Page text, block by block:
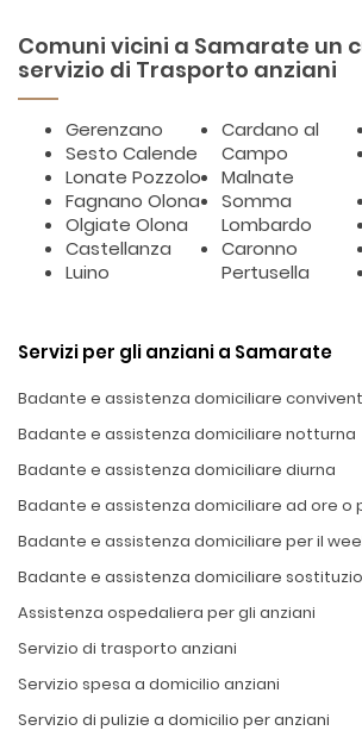
Comuni vicini a Samarate un
servizio di Trasporto anziani
Gerenzano
Sesto Calende
Lonate Pozzolo
Fagnano Olona
Olgiate Olona
Castellanza
Luino
Cardano al
Campo
Malnate
Somma
Lombardo
Caronno
Pertusella
Servizi per gli anziani a Samarate
Badante e assistenza domiciliare
Badante e assistenza domiciliare notturna
Badante e assistenza domiciliare diurna
Badante e assistenza domiciliare ad ore o
Badante e assistenza domiciliare per il
Badante e assistenza domiciliare
Assistenza ospedaliera per gli anziani
Servizio di trasporto anziani
Servizio spesa a domicilio anziani
Servizio di pulizie a domicilio per anziani